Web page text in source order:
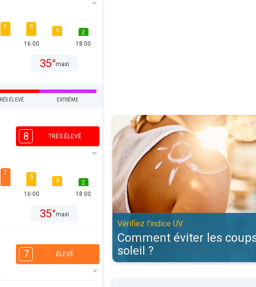
5 5
16:00
3
2
18:00
35°maxi
ÉLEVÉ EXTRÊME
8 TRÉS ÉLEVÉ
7
5
16:00
3
2
18:00
35°maxi
7 ÉLEVÉ
Comment éviter les coups de soleil ?.
Vérifiez l'indice UV
Comment éviter les
soleil ?